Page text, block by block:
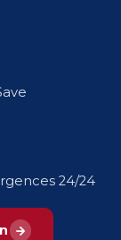
24/24